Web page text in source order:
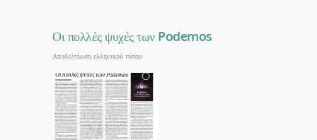
Οι πολλές ψυχές των Podemos
Αποδελτίωση ελληνικού τύπου